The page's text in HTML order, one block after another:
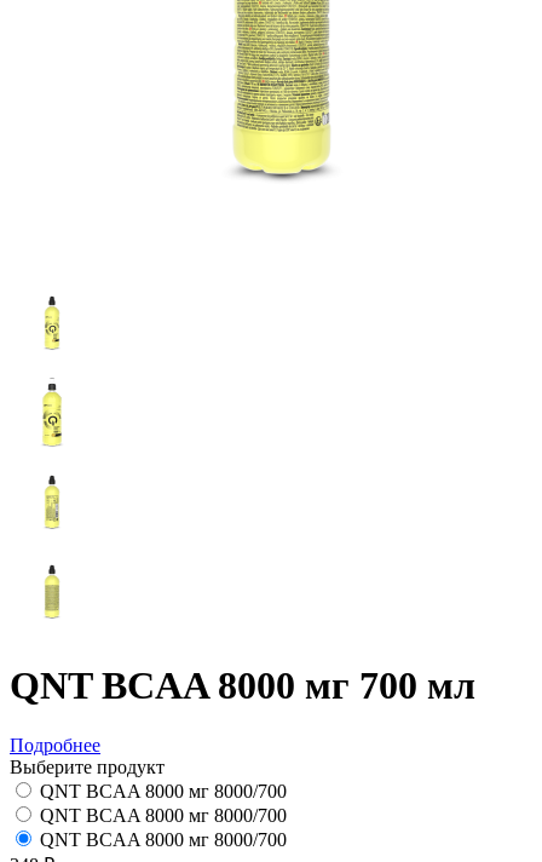
QNT BCAA 8000 мг 700 мл
Подробнее
Выберите продукт
QNT BCAA 8000 мг 8000/700
QNT BCAA 8000 мг 8000/700
QNT BCAA 8000 мг 8000/700